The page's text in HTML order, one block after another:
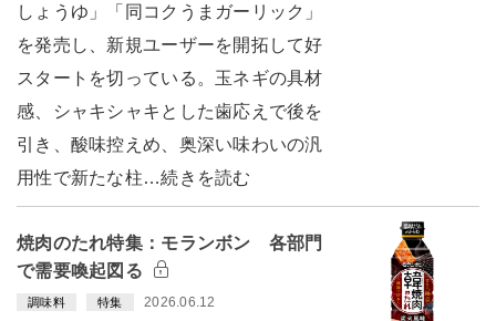
しょうゆ」「同コクうまガーリック」
を発売し、新規ユーザーを開拓して好
スタートを切っている。玉ネギの具材
感、シャキシャキとした歯応えで後を
引き、酸味控えめ、奥深い味わいの汎
用性で新たな柱…続きを読む
焼肉のたれ特集：モランボン 各部門
で需要喚起図る
調味料 特集 2026.06.12